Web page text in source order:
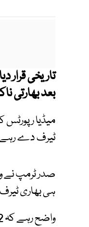
تاریخی قرار
بعد بھارتی
میڈیا
ٹیرف دے رہے
صدر ٹرمپ نے
ہی بھاری